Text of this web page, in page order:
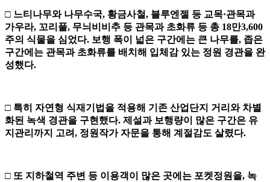
□ 느티나무와 나무수국, 황금사철, 블루엔젤 등 교목·관목과
가우라, 꼬리풀, 무늬비비추 등 관목과 초화류 등 총 18만3,600
주의 식물을 심었다. 보행 폭이 넓은 구간에는 큰 나무를, 좁은
구간에는 관목과 초화류를 배치해 입체감 있는 정원 경관을 완
성했다.
□ 특히 자연형 식재기법을 적용해 기존 산업단지 거리와 차별
화된 녹색 경관을 구현했다. 제설과 보행량이 많은 구간은 유
지관리까지 고려, 정원작가 자문을 통해 계절감도 살렸다.
□ 또 지하철역 주변 등 이용객이 많은 곳에는 포켓정원을, 녹